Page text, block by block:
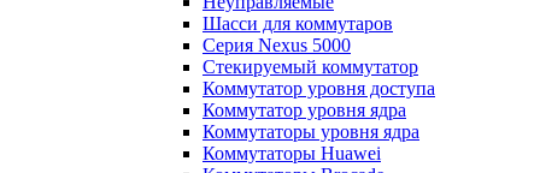
Шасси для коммутаров
Серия Nexus 5000
Стекируемый коммутатор
Коммутатор уровня доступа
Коммутатор уровня ядра
Коммутаторы уровня ядра
Коммутаторы Huawei